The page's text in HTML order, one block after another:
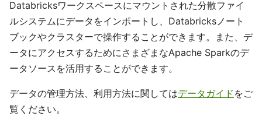
Databricksワークスペースにマウントされた分散ファイ
ルシステムにデータをインポートし、Databricksノート
ブックやクラスターで操作することができます。また、デ
ータにアクセスするためにさまざまなApache Sparkのデ
ータソースを活用することができます。
データの管理方法、利用方法に関してはデータガイド をご
覧ください。